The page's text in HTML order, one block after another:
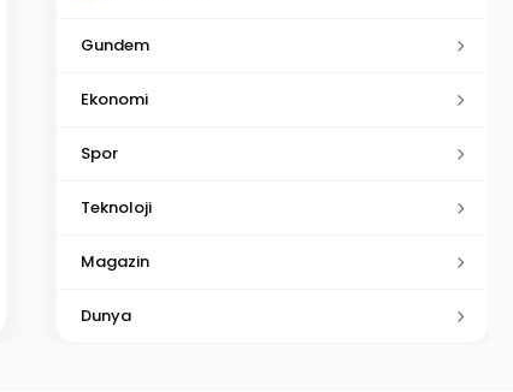
Gundem
Ekonomi
Spor
Teknoloji
Magazin
Dunya